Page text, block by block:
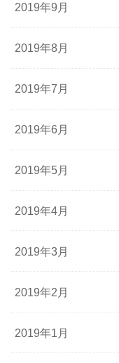
2019年9月
2019年8月
2019年7月
2019年6月
2019年5月
2019年4月
2019年3月
2019年2月
2019年1月